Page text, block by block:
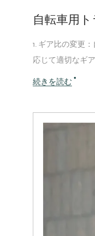
自転車用
1. ギア比の変更
応じて適切なギ
続きを読む